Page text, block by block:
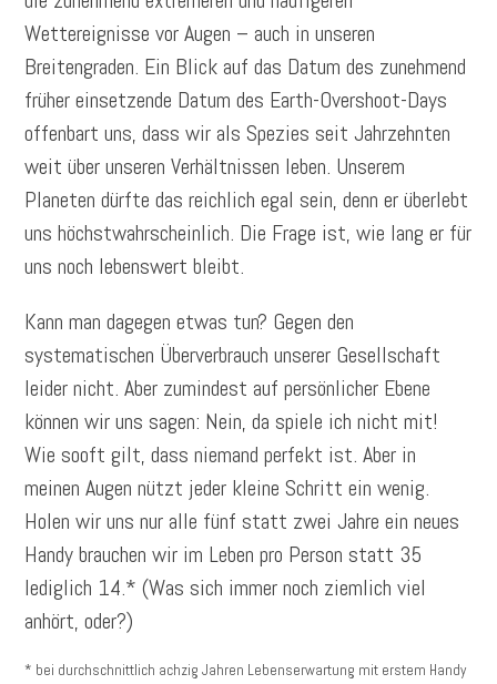
Wettereignisse vor Augen – auch in unseren
Breitengraden. Ein Blick auf das Datum des zunehmend
früher einsetzende Datum des Earth-Overshoot-Days
offenbart uns, dass wir als Spezies seit Jahrzehnten
weit über unseren Verhältnissen leben. Unserem
Planeten dürfte das reichlich egal sein, denn er überlebt
uns höchstwahrscheinlich. Die Frage ist, wie lang er für
uns noch lebenswert bleibt.
Kann man dagegen etwas tun? Gegen den
systematischen Überverbrauch unserer Gesellschaft
leider nicht. Aber zumindest auf persönlicher Ebene
können wir uns sagen: Nein, da spiele ich nicht mit!
Wie sooft gilt, dass niemand perfekt ist. Aber in
meinen Augen nützt jeder kleine Schritt ein wenig.
Holen wir uns nur alle fünf statt zwei Jahre ein neues
Handy brauchen wir im Leben pro Person statt 35
lediglich 14.* (Was sich immer noch ziemlich viel
anhört, oder?)
* bei durchschnittlich achzig Jahren Lebenserwartung mit erstem Handy